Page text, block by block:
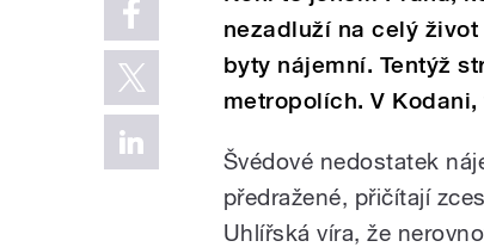
nezadluží na celý
byty nájemní. Tentýž
metropolích. V
Švédové nedostatek
předražené, přičítají
Uhlířská víra, že